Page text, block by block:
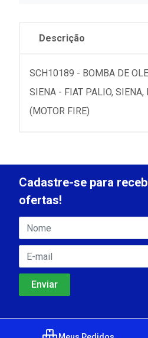
Descrição
SCH10189 - BOMBA DE
SIENA - FIAT PALIO,
(MOTOR FIRE)
Cadastre-se para
ofertas!